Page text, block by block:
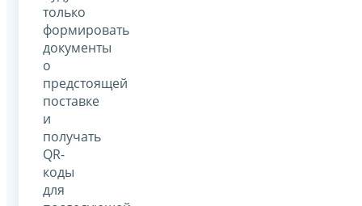
только
формировать
документы
о
предстоящей
поставке
и
получать
QR-
коды
для